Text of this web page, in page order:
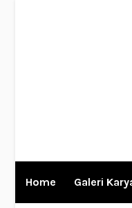
Home Galeri